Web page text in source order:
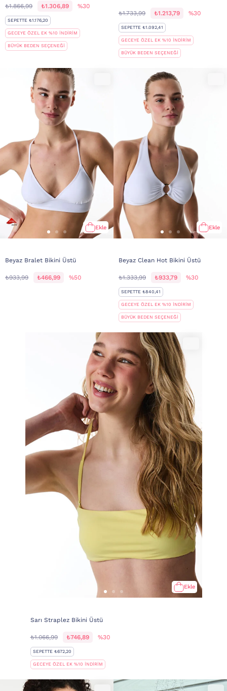
₺1.866,99 ₺1.306,89 %30
SEPETTE ₺1.176,20
GECEYE ÖZEL EK %10 İNDİRİM
BÜYÜK BEDEN SEÇENEĞİ
₺1.733,99 ₺1.213,79 %30
SEPETTE ₺1.092,41
GECEYE ÖZEL EK %10 İNDİRİM
BÜYÜK BEDEN SEÇENEĞİ
Ekle
Beyaz Bralet Bikini Üstü
₺933,99 ₺466,99 %50
Ekle
Beyaz Clean Hot Bikini Üstü
₺1.333,99 ₺933,79 %30
SEPETTE ₺840,41
GECEYE ÖZEL EK %10 İNDİRİM
BÜYÜK BEDEN SEÇENEĞİ
Ekle
Sarı Straplez Bikini Üstü
₺1.066,99 ₺746,89 %30
SEPETTE ₺672,20
GECEYE ÖZEL EK %10 İNDİRİM